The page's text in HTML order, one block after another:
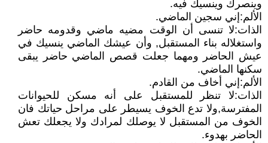
وينصرك وينسيك فيه.
الألم:إني سجين الماضي.
الذات:لا تنسى أن الوقت مضيه ماضي وقدومه حاضر
واستغلاله بناء المستقبل, وأن عيشك الماضي ينسيك في
عيش الحاضر ومهما جعلت قصص الماضي حاضر يبقى
سكنها الماضي.
الألم:إني أخاف من القادم.
الذات:لا تنظر للمستقبل على أنه مسكن للحيوانات
المفترسة,ولا تدع الخوف يسيطر على مراحل حياتك فان
الخوف من المستقبل لا يوصلك لمرادك ولا يجعلك تعش
الحاضر بهدوء.